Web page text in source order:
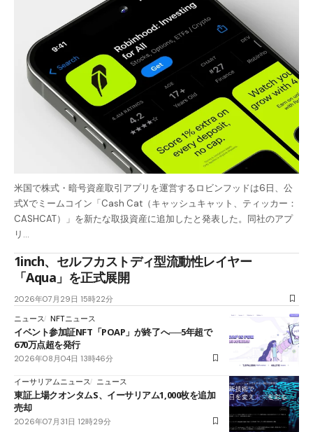
米国で株式・暗号資産取引アプリを運営するロビンフッドは6日、公
式Xでミームコイン「Cash Cat（キャッシュキャット、ティッカー：
CASHCAT）」を新たな取扱資産に追加したと発表した。同社のアプ
リ…
1inch、セルフカストディ型流動性レイヤー
「Aqua」を正式展開
2026年07月29日 15時22分
ニュース NFTニュース
イベント参加証NFT「POAP」が終了へ──5年超で
670万点超を発行
2026年08月04日 13時46分
イーサリアムニュース ニュース
東証上場クオンタムS、イーサリアム1,000枚を追加
売却
2026年07月31日 12時29分